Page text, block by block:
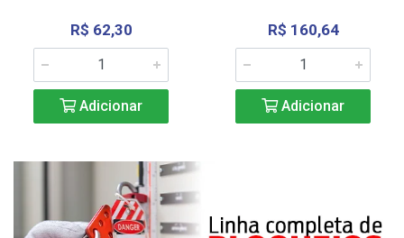
R$ 62,30
Adicionar
R$ 160,64
Adicionar